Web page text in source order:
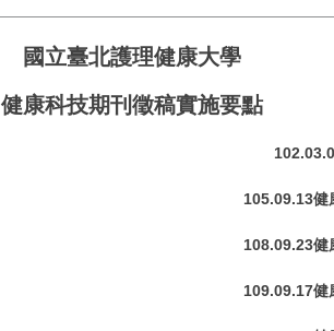
國立臺北護理健康大學
健康科技期刊徵稿實施要點
105.09.13健
108.09.23健
109.09.17健